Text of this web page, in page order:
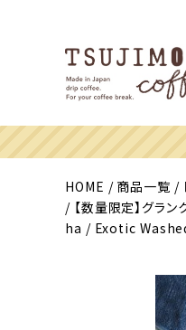
HOME 商品一覧
【数量限定】グラ
ha / Exotic